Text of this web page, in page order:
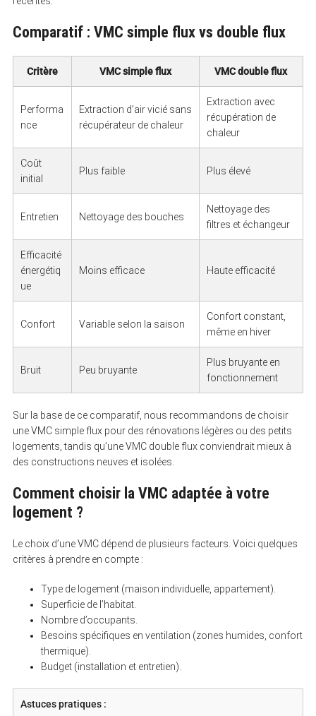
Comparatif : VMC simple flux vs double flux
Critère VMC simple flux VMC double flux
Performa
nce
Extraction d’air vicié sans
récupérateur de chaleur
Extraction avec
récupération de
chaleur
Coût
initial
Plus faible Plus élevé
Entretien Nettoyage des bouches
Nettoyage des
filtres et échangeur
Efficacité
énergétiq
ue
Moins efficace Haute efficacité
Confort Variable selon la saison
Confort constant,
même en hiver
Bruit Peu bruyante
Plus bruyante en
fonctionnement
Sur la base de ce comparatif, nous recommandons de choisir
une VMC simple flux pour des rénovations légères ou des petits
logements, tandis qu’une VMC double flux conviendrait mieux à
des constructions neuves et isolées.
Comment choisir la VMC adaptée à votre
logement ?
Le choix d’une VMC dépend de plusieurs facteurs. Voici quelques
critères à prendre en compte :
Type de logement (maison individuelle, appartement).
Superficie de l’habitat.
Nombre d’occupants.
Besoins spécifiques en ventilation (zones humides, confort
thermique).
Budget (installation et entretien).
Astuces pratiques :
r
f
: